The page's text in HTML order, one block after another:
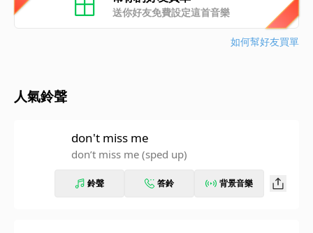
送你好友免費設定這首音樂
如何幫好友買單
人氣鈴聲
don't miss me
don’t miss me (sped up)
鈴聲 答鈴 背景音樂